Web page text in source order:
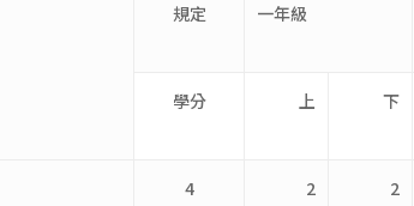
規定 一年級
學分 上 下
4 2 2